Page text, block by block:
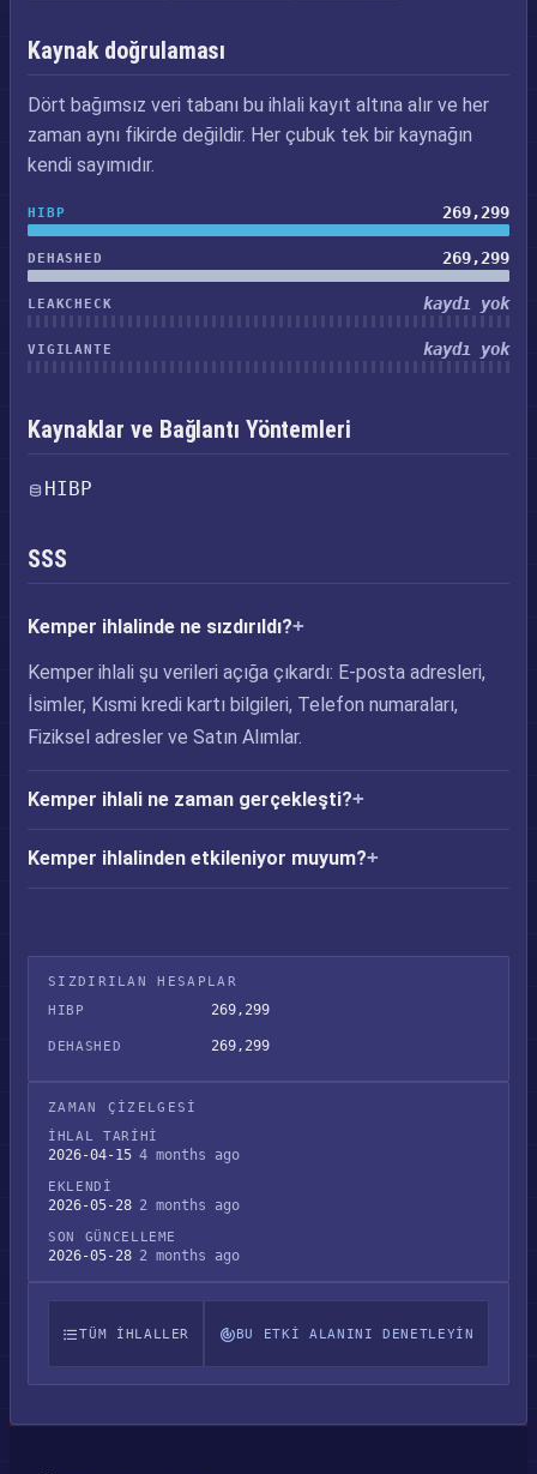
Kaynak doğrulaması
Dört bağımsız veri tabanı bu ihlali kayıt altına alır ve her
zaman aynı fikirde değildir. Her çubuk tek bir kaynağın
kendi sayımıdır.
HIBP 269,299
DEHASHED 269,299
LEAKCHECK kaydı yok
VIGILANTE kaydı yok
Kaynaklar ve Bağlantı Yöntemleri
HIBP
SSS
Kemper ihlalinde ne sızdırıldı?
Kemper ihlali şu verileri açığa çıkardı: E-posta adresleri,
İsimler, Kısmi kredi kartı bilgileri, Telefon numaraları,
Fiziksel adresler ve Satın Alımlar.
Kemper ihlali ne zaman gerçekleşti?
Kemper ihlalinden etkileniyor muyum?
SIZDIRILAN HESAPLAR
HIBP
269,299
DEHASHED 269,299
ZAMAN ÇIZELGESI
İHLAL TARIHI
2026-04-15 4 months ago
EKLENDI
2026-05-28 2 months ago
SON GÜNCELLEME
2026-05-28 2 months ago
TÜM IHLALLER BU ETKI ALANINI DENETLEYIN